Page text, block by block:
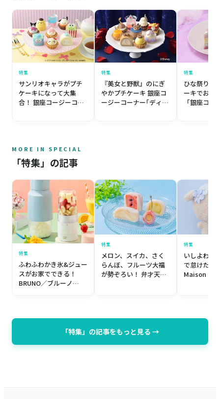
特集
サンリオキャラがプチ
ケーキになって大集
合！ 銀座コージーコー
特集
『美女と野獣』のにぎ
やかプチケーキ 銀座コ
ージーコーナー｢ディズ
特集
ひな祭りは
ーキでお祝
「銀座コー
MORE IN SPECIAL
「特集」の記事
特集
ふわふわかき氷&ジュー
スがお家でできる！
BRUNO／ブルーノ
特集
メロン、スイカ、さく
らんぼ、フルーツ大福
が勢ぞろい！ 弁才天
特集
いしよわち
で怠けたっ
Maison de
「特集」の記事をもっと見る →